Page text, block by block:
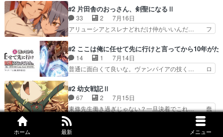
ホーム 最新 メニュー
サッカーで悩殺、大家は獣人… この前会社の後輩
が電子タバコだったのにコ… …マジかよ…酒出て
きたやん…飲み方が奴に…
と薫がいつものようにダラさんのもと訪… あのユ
ーチューバー死んじゃったの？ ダラ… 面白くて
ガッツリ見てしまってたw（３話分… 伝承（過
去）パートを小出しにしてくるの地… 姉巫女の嫉
はどうなったのかな？今のダラ… ビオランテとな
んかガンガルぽい…ていうか… このホラーコメデ
ィ、だんだんとダラさんが…
#2 片田舎のおっさん、剣聖になるⅡ
33 2
7月16日
アリューシアとスレナどれだけ仲がいいんだ… フ
の評価は高いが、ボク的には1期に引き… 女性と
握手するのにやたら警戒するおっさん… 魔術師学
院についての更なる深掘り、硬くな… ミュイが頑
張ってるんだよ。フィスも成長し… ・アリューシ
チを綺麗にし…⑭漸くシンデ… ①フィッセルの過
酷な走り込み修行に…②唯… ミュイの出自からい
じめらるんじゃないかと…
#2 ここは俺に任せて先に行けと言ってから10年が
14 1
7月14日
普通に面白くて良いな。ヴァンパイアの技く… ロ
な展開がなくて楽しく見れた仲間もラッ… 宮咲あ
かり(@miyazakiakari… はいはい、俺つえー。こ
いつがヒロインか？ 全てにおいて平均点を割らな
いお話が動き出… 今後魔神王以上の敵がやって来
ると言うこと… 癖強な口調ながら可愛いしロック
の秘密も知… 「ここは俺に任せて先に行けと言っ
#2 幼女戦記Ⅱ
67 2
7月15日
東條先生働き過ぎじゃない？一旦決着でこれ… 蠢
く世界、激しくはないがジワジワと進んで… 原作
小説より好きだ。漫画の方が話は分かり… 頭の中
で話を完全にかみ砕いてる自信が無い… 四面楚歌
#2 最強出涸らし皇子の暗躍帝位争い